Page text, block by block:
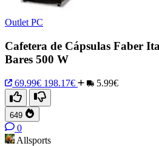
Outlet PC
Cafetera de Cápsulas Faber
Bares 500 W
69.99€ 198.17€ 5.99€
649
0
Allsports